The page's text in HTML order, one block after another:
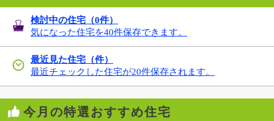
検討中の住宅（0件）
気になった住宅を40件保存できます。
最近見た住宅（件）
最近チェックした住宅が20件保存されます。
今月の特選おすすめ住宅